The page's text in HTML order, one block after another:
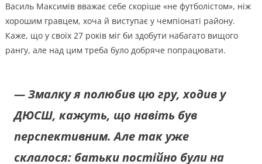
Василь Максимів вважає себе скоріше «не футболістом», ніж
хорошим гравцем, хоча й виступає у чемпіонаті району.
Каже, що у своїх 27 років міг би здобути набагато вищого
рангу, але над цим треба було добряче попрацювати.
— Змалку я полюбив цю гру, ходив у
ДЮСШ, кажуть, що навіть був
перспективним. Але так уже
склалося: батьки постійно були на